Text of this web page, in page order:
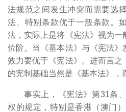
法规范之间发生冲突而需要选
法、特别条款优于一般条款。
法，实际上是将《宪法》视为一
位阶。当《基本法》与《宪法》
效力要优于《宪法》。进而言
的宪制基础当然是《基本法》，
事实上，《宪法》第31条
权的规定，特别是香港（澳门